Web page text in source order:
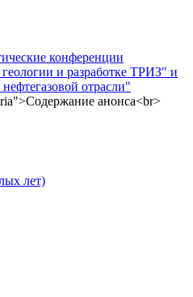
конференции
и разработке ТРИЗ" и
отрасли"
анонса<br>
лет)